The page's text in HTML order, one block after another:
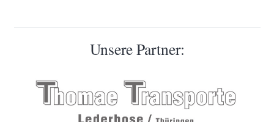
Unsere Partner: